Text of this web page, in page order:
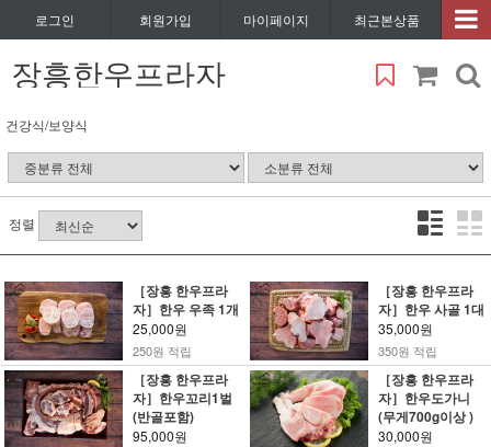
로그인 회원가입 마이페이지 최근본상품
장흥한우프라자
건강식/보양식
정렬
［장흥 한우프라
자］한우 우족 1개
25,000원
250원 적립
［장흥 한우프라
자］한우 사골 1대
35,000원
350원 적립
［장흥 한우프라
자］한우꼬리1벌
(반골포함)
95,000원
［장흥 한우프라
자］한우도가니
(무게700g이상 )
30,000원